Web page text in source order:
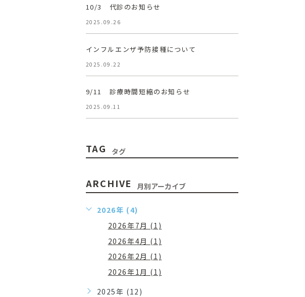
10/3 代診のお知らせ
2025.09.26
インフルエンザ予防接種について
2025.09.22
9/11 診療時間短縮のお知らせ
2025.09.11
TAG タグ
ARCHIVE 月別アーカイブ
2026年 (4)
2026年7月 (1)
2026年4月 (1)
2026年2月 (1)
2026年1月 (1)
2025年 (12)